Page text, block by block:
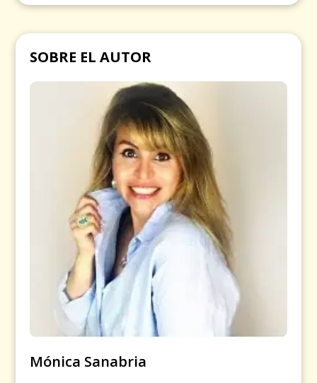
SOBRE EL AUTOR
Mónica Sanabria